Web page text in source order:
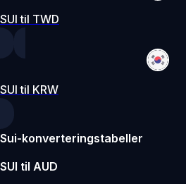
SUI til TWD
SUI til KRW
Sui-konverteringstabeller
SUI til AUD